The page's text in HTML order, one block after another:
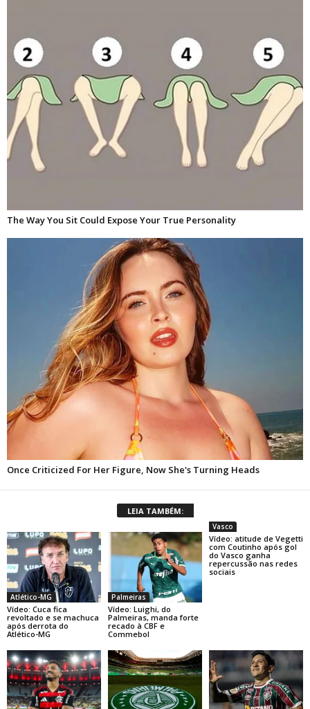
LEIA TAMBÉM:
Atlético-MG
Vídeo: Cuca fica
revoltado e se machuca
após derrota do
Atlético-MG
Palmeiras
Vídeo: Luighi, do
Palmeiras, manda forte
recado à CBF e
Commebol
Vasco
Vídeo: atitude de Vegetti
com Coutinho após gol
do Vasco ganha
repercussão nas redes
sociais